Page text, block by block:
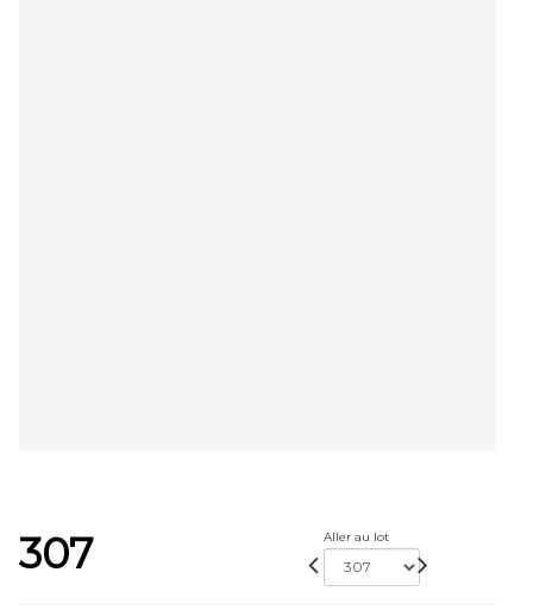
307 Aller au lot